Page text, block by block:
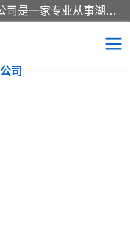
湖南业峻强夯基础工程有限公司是一家专业从事湖南强夯基础工程、强夯机租赁，地基处理的施工单位。业务覆盖：湖南、广东，江西等地。可承接1000KN.m-25000KN.m强夯（置换）工程。公司创始人是国内较早期从事强夯施工的建设者，经过多年的一步一个脚印的发展，在行业内具有较高的度和良好的口碑。
司